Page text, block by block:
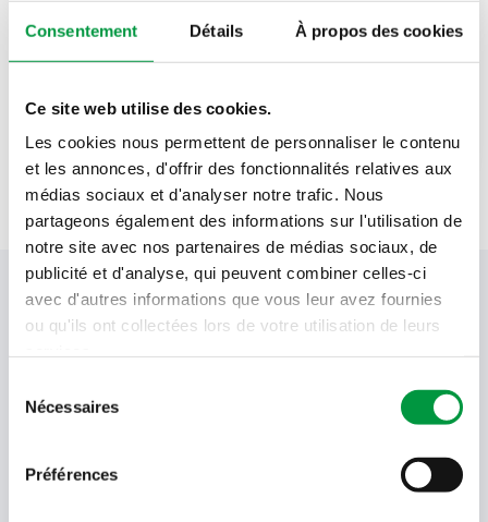
Consentement Détails À propos des cookies
Ce site web utilise des cookies.
Les cookies nous permettent de personnaliser le contenu
et les annonces, d'offrir des fonctionnalités relatives aux
médias sociaux et d'analyser notre trafic. Nous
partageons également des informations sur l'utilisation de
notre site avec nos partenaires de médias sociaux, de
publicité et d'analyse, qui peuvent combiner celles-ci
avec d'autres informations que vous leur avez fournies
ou qu'ils ont collectées lors de votre utilisation de leurs
Nécessaires
Préférences
herbes de Provence
200gr
crème à fouetter
1sachet de soupe à la tomate
Votre newsletter Cactus
Offres, recettes, promotions et offres exclusives en
avant-première ! Recevez-les dans votre boîte de
Votre